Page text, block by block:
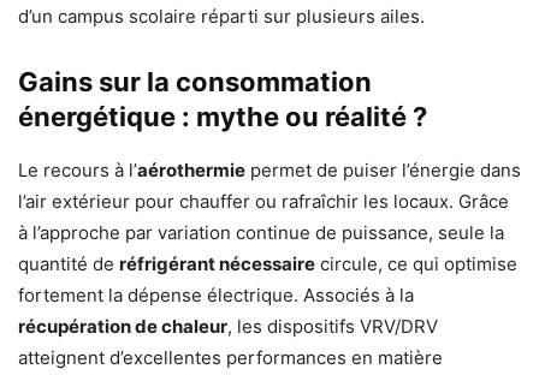
d’un campus scolaire réparti sur plusieurs ailes.
Gains sur la consommation
énergétique : mythe ou réalité ?
Le recours à l’aérothermie permet de puiser l’énergie dans
l’air extérieur pour chauffer ou rafraîchir les locaux. Grâce
à l’approche par variation continue de puissance, seule la
quantité de réfrigérant nécessaire circule, ce qui optimise
fortement la dépense électrique. Associés à la
récupération de chaleur, les dispositifs VRV/DRV
atteignent d’excellentes performances en matière